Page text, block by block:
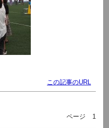
この記事のURL
ページ
1